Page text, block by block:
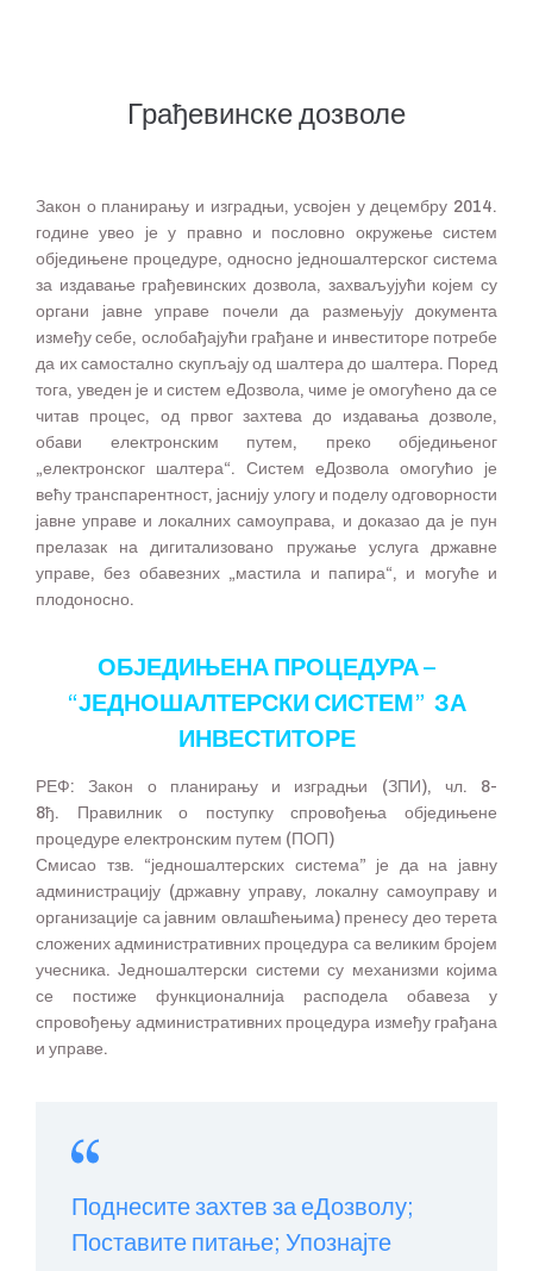
Грађевинске дозволе
Закон о планирању и изградњи, усвојен у децембру 2014.
године увео је у правно и пословно окружење систем
обједињене процедуре, односно једношалтерског система
за издавање грађевинских дозвола, захваљујући којем су
органи јавне управе почели да размењују документа
између себе, ослобађајући грађане и инвеститоре потребе
да их самостално скупљају од шалтера до шалтера. Поред
тога, уведен је и систем еДозвола, чиме је омогућено да се
читав процес, од првог захтева до издавања дозволе,
обави електронским путем, преко обједињеног
„електронског шалтера“. Систем еДозвола омогућио је
већу транспарентност, јаснију улогу и поделу одговорности
јавне управе и локалних самоуправа, и доказао да је пун
прелазак на дигитализовано пружање услуга државне
управе, без обавезних „мастила и папира“, и могуће и
плодоносно.
ОБЈЕДИЊЕНА ПРОЦЕДУРА –
“ЈЕДНОШАЛТЕРСКИ СИСТЕМ” ЗА
ИНВЕСТИТОРЕ
РЕФ: Закон о планирању и изградњи (ЗПИ), чл. 8-
8ђ. Правилник о поступку спровођења обједињене
процедуре електронским путем (ПОП)
Смисао тзв. “једношалтерских система” је да на јавну
администрацију (државну управу, локалну самоуправу и
организације са јавним овлашћењима) пренесу део терета
сложених административних процедура са великим бројем
учесника. Једношалтерски системи су механизми којима
се постиже функционалнија расподела обавеза у
спровођењу административних процедура између грађана
и управе.
Поднесите захтев за еДозволу;
Поставите питање; Упознајте